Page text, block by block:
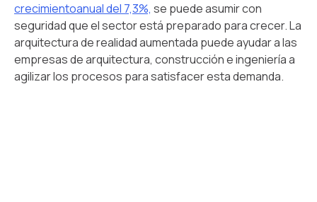
crecimientoanual del 7,3%, se puede asumir con
seguridad que el sector está preparado para crecer. La
arquitectura de realidad aumentada puede ayudar a las
empresas de arquitectura, construcción e ingeniería a
agilizar los procesos para satisfacer esta demanda.